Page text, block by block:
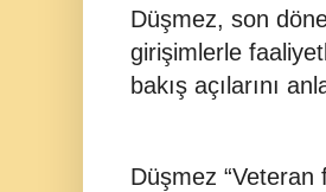
Düşmez, son
girişimlerle
bakış açılarını
Düşmez “Veteran